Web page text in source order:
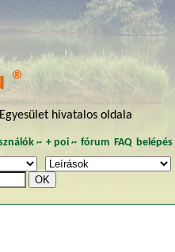
®
hivatalos oldala
~ + poi~ fórum FAQ belépés